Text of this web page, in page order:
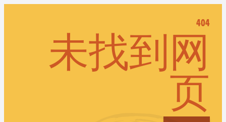
404
未找到网
页